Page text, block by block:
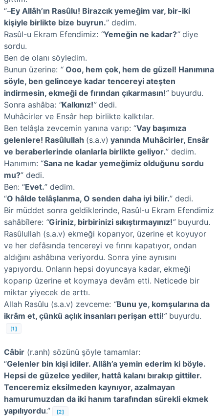
“–Ey Allâh’ın Rasûlu! Birazcık yemeğim var, bir-iki
kişiyle birlikte bize buyrun.” dedim.
Rasûl-u Ekram Efendimiz: “Yemeğin ne kadar?”diye
sordu.
Ben de olanı söyledim.
Bunun üzerine: “ Ooo, hem çok, hem de güzel! Hanımına
söyle, ben gelinceye kadar tencereyi ateşten
indirmesin, ekmeği de fırından çıkarmasın!” buyurdu.
Sonra ashâba: “Kalkınız!”dedi.
Muhâcirler ve Ensâr hep birlikte kalktılar.
Ben telâşla zevcemin yanına varıp: “Vay başımıza
gelenlere! Rasûlullah (s.a.v) yanında Muhâcirler, Ensâr
ve beraberlerinde olanlarla birlikte geliyor.” dedim.
Hanımım: “Sana ne kadar yemeğimiz olduğunu sordu
mu?” dedi.
Ben: “Evet.” dedim.
“O hâlde telâşlanma, O senden daha iyi bilir.” dedi.
Bir müddet sonra geldiklerinde, Rasûl-u Ekram Efendimiz
sahâbîlere: “Giriniz, birbirinizi sıkıştırmayınız!”buyurdu.
Rasûlullah (s.a.v) ekmeği koparıyor, üzerine et koyuyor
ve her defâsında tencereyi ve fırını kapatıyor, ondan
aldığını ashâbına veriyordu. Sonra yine aynısını
yapıyordu. Onların hepsi doyuncaya kadar, ekmeği
koparıp üzerine et koymaya devâm etti. Neticede bir
miktar yiyecek de arttı.
Allah Rasûlu (s.a.v) zevceme: “Bunu ye, komşularına da
ikrâm et, çünkü açlık insanları perişan etti!”buyurdu.
[1]
Câbir (r.anh) sözünü şöyle tamamlar:
“Gelenler bin kişi idiler. Allâh’a yemin ederim ki böyle.
Hepsi de güzelce yediler, hattâ kalanı bırakıp gittiler.
Tenceremiz eksilmeden kaynıyor, azalmayan
hamurumuzdan da iki hanım tarafından sürekli ekmek
yapılıyordu.” [2]